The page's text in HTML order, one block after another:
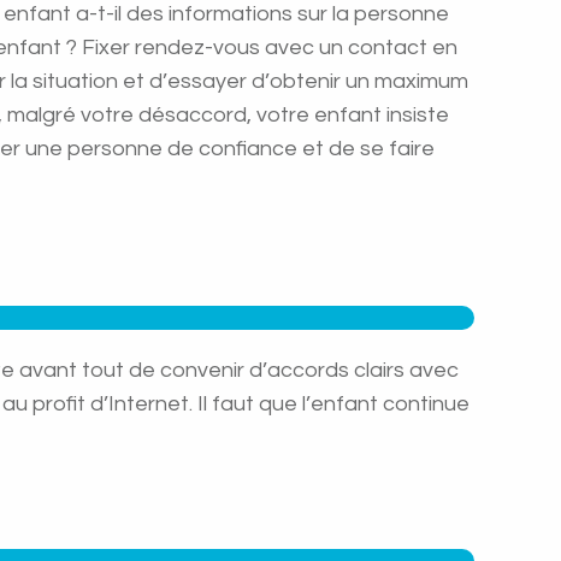
a-t-il des informations sur la personne
? Fixer rendez-vous avec un contact en
situation et d’essayer d’obtenir un maximum
malgré votre désaccord, votre enfant insiste
une personne de confiance et de se faire
avant tout de convenir d’accords clairs avec
profit d’Internet. Il faut que l’enfant continue